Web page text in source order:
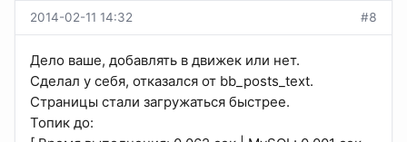
2014-02-11 14:32 #8
Дело ваше, добавлять в движек или нет.
Сделал у себя, отказался от bb_posts_text.
Страницы стали загружаться быстрее.
Топик до: